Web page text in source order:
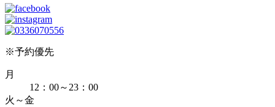
※予約優先
月
12：00～23：00
火～金